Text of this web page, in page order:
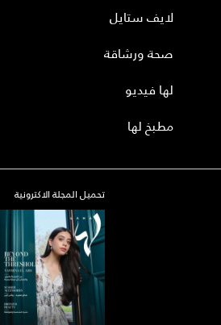
لايف ستايل
صحة ورشاقة
لها فيديو
مطبخ لها
تحميل المجلة الاكترونية